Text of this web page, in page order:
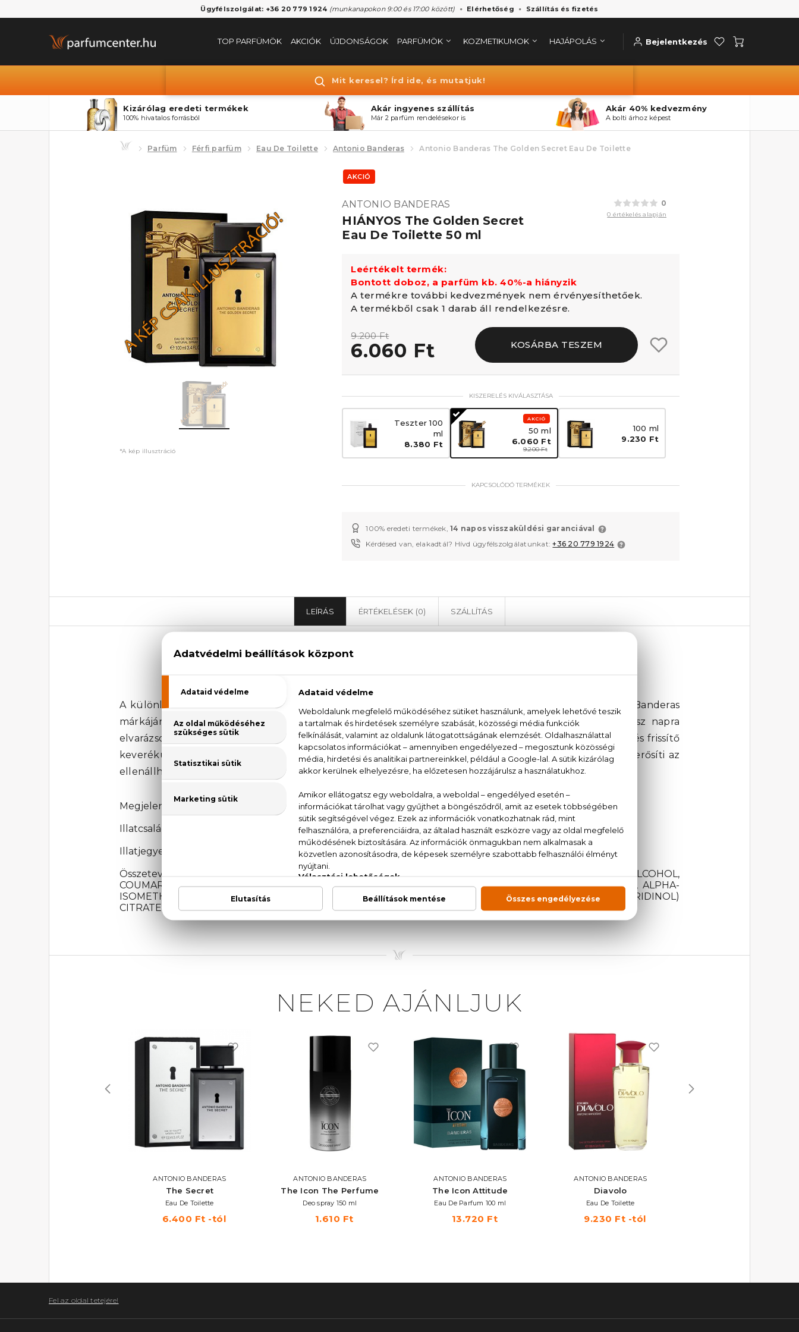
Ügyfélszolgálat: +36 20 779 1924 (munkanapokon 9:00 és 17:00 között) Elérhetőség Szállítás és fizetés
TOP PARFÜMÖK AKCIÓK ÚJDONSÁGOK PARFÜMÖK KOZMETIKUMOK HAJÁPOLÁS Bejelentkezés
Mit keresel? Írd ide, és mutatjuk!
Kizárólag eredeti termékek
100% hivatalos forrásból
Akár ingyenes szállítás
Már 2 parfüm rendelésekor is
Akár 40% kedvezmény
A bolti árhoz képest
Parfüm Férfi parfüm Eau De Toilette Antonio Banderas Antonio Banderas The Golden Secret Eau De Toilette
*A kép illusztráció
AKCIÓ
0
0 értékelés alapján
ANTONIO BANDERAS
HIÁNYOS The Golden Secret
Eau De Toilette 50 ml
Leértékelt termék:
Bontott doboz, a parfüm kb. 40%-a hiányzik
A termékre további kedvezmények nem érvényesíthetőek.
A termékből csak 1 darab áll rendelkezésre.
9.200 Ft
6.060 Ft KOSÁRBA TESZEM
KISZERELÉS KIVÁLASZTÁSA
Teszter 100
ml
8.380 Ft
AKCIÓ
50 ml
6.060 Ft
9.200 Ft
100 ml
9.230 Ft
KAPCSOLÓDÓ TERMÉKEK
100% eredeti termékek,14 napos visszaküldési garanciával
Kérdésed van, elakadtál? Hívd ügyfélszolgálatunkat:+36 20 779 1924
LEÍRÁS ÉRTÉKELÉSEK (0) SZÁLLÍTÁS
A különleges illatú Antonio Banderas The Golden Secret Eau De Toilette a spanyol színész, Antonio Banderas
márkájának egyik legnagyobb büszkesége. Aromás-fűszeres illatával azonnal magával ragad és egész napra
elvarázsol. Az illatösszetevők között megtalálható a zöldalma likőr, a bors és a köménymag: egzotikus és frissítő
keveréküket mély, fás jegyekkel egészíti ki a szerecsendió, a cédrus és az ámbra. A bőr akkordja megerősíti az
ellenállhatatlan, maszkulin karaktert. Ez a parfüm minden alkalomra tökéletes választás!
Megjelenési év: 2011
Illatcsalád: Aromás-fűszeres
Illatjegyek: Zöldalma likőr, bors, köménymag, szerecsendió, cédrus, ámbra, bőr
Összetevők: ALCOHOL DENAT., AQUA (WATER), PARFUM (FRAGRANCE), LIMONENE, LINALOOL, BENZYL ALCOHOL,
COUMARIN, ETHYLHEXYL SALICYLATE, BUTYL METHOXYDIBENZOYLMETHANE, HYDROXYCITRONELLAL, ALPHA-
ISOMETHYL IONONE, CITRAL, CITRONELLOL, CINNAMAL, EUGENOL, TRIS(TETRAMETHYLHYDROXYPIPERIDINOL)
CITRATE, GERANIOL, CI 60730 (EXT. VIOLET 2).
NEKED AJÁNLJUK
ANTONIO BANDERAS
The Secret
Eau De Toilette
6.400 Ft -tól
ANTONIO BANDERAS
The Icon The Perfume
Deo spray 150 ml
1.610 Ft
ANTONIO BANDERAS
The Icon Attitude
Eau De Parfum 100 ml
13.720 Ft
ANTONIO BANDERAS
Diavolo
Eau De Toilette
9.230 Ft -tól
Fel az oldal tetejére!